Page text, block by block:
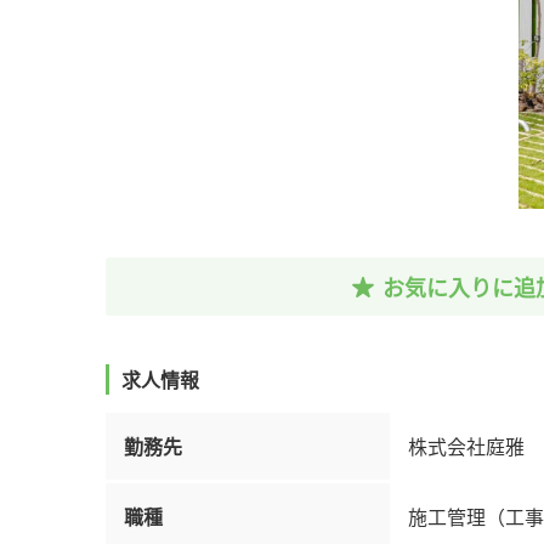
お気に入りに追
求人情報
勤務先 株式会社庭雅
職種 施工管理（工